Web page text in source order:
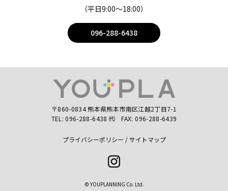
（平日9:00〜18:00）
096-288-6438
〒860-0834 熊本県熊本市南区江越2丁目7-1
TEL:096-288-6438 ㈹ FAX: 096-288-6439
プライバシーポリシー サイトマップ
Instagram
© YOUPLANNING Co. Ltd.